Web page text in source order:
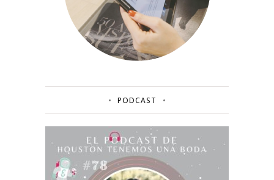
PODCAST